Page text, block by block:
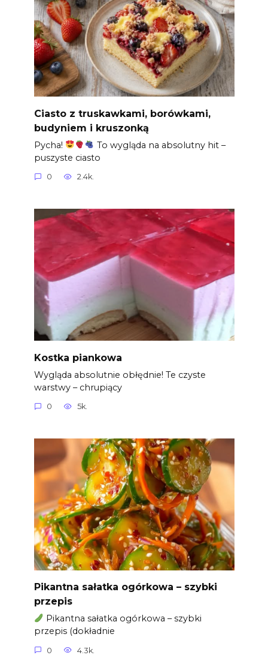
Ciasto z truskawkami, borówkami,
budyniem i kruszonką
Pycha!
To wygląda na absolutny hit –
puszyste ciasto
0 2.4k.
Kostka piankowa
Wygląda absolutnie obłędnie! Te czyste
warstwy – chrupiący
0 5k.
Pikantna sałatka ogórkowa – szybki
przepis
Pikantna sałatka ogórkowa – szybki
przepis (dokładnie
0 4.3k.